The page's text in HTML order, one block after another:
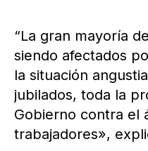
“La gran mayoría
siendo afectados
la situación
jubilados, toda la
Gobierno contra el
trabajadores»,